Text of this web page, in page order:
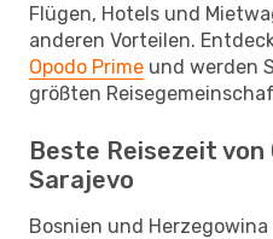
Flügen, Hotels und
anderen Vorteilen.
Opodo Prime und werden
größten
Beste Reisezeit von
Sarajevo
Bosnien und